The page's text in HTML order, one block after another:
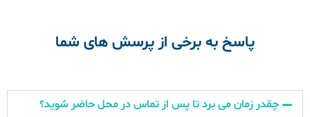
پاسخ به برخی از پرسش های شما
چقدر زمان می برد تا پس از تماس در محل حاضر شوید؟